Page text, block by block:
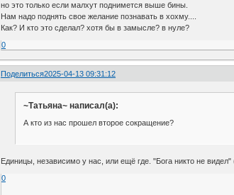
но это только если малхут поднимется выше бины.
Нам надо поднять свое желание познавать в хохму....
Как? И кто это сделал? хотя бы в замысле? в нуле?
0
Поделиться2025-04-13 09:31:12
~Татьяна~ написал(а):
А кто из нас прошел второе сокращение?
Единицы, независимо у нас, или ещё где. "Бога никто не видел"
0